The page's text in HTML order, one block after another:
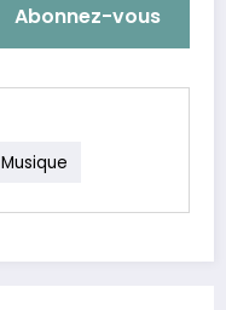
Abonnez-vous
Musique